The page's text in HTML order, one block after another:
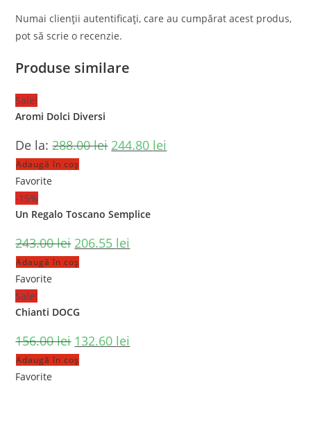
Numai clienții autentificați, care au cumpărat acest produs,
pot să scrie o recenzie.
Produse similare
Sale!
Aromi Dolci Diversi
De la:288.00lei 244.80 lei
Adaugă în coș
Favorite
-15%
Un Regalo Toscano Semplice
243.00lei 206.55 lei
Adaugă în coș
Favorite
Sale!
Chianti DOCG
156.00lei 132.60 lei
Adaugă în coș
Favorite